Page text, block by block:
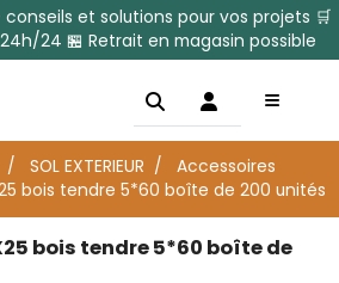
et solutions pour vos projets 🛒
24 🏪 Retrait en magasin possible
SOL EXTERIEUR
Accessoires
bois tendre 5*60 boîte de 200 unités
bois tendre 5*60 boîte de